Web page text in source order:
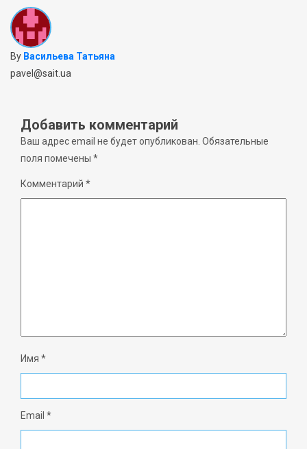
By Васильева Татьяна
pavel@sait.ua
Добавить комментарий
Ваш адрес email не будет опубликован. Обязательные
поля помечены *
Комментарий *
Имя *
Email *